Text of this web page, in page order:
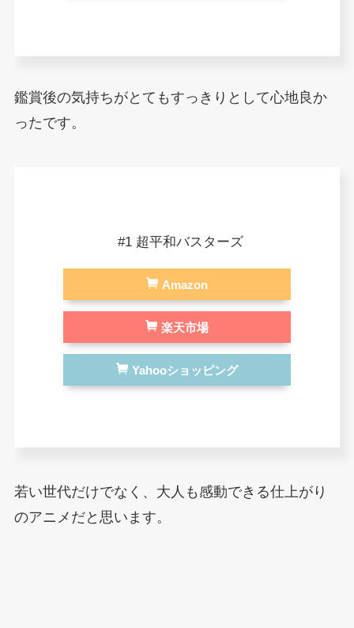
鑑賞後の気持ちがとてもすっきりとして心地良か
ったです。
#1 超平和バスターズ
Amazon
楽天市場
Yahooショッピング
若い世代だけでなく、大人も感動できる仕上がり
のアニメだと思います。